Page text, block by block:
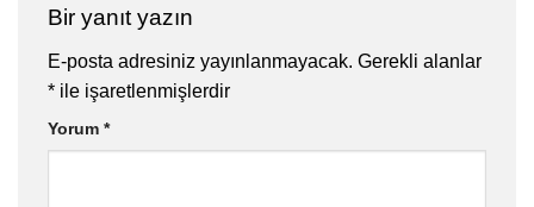
Bir yanıt yazın
E-posta adresiniz yayınlanmayacak. Gerekli alanlar
* ile işaretlenmişlerdir
Yorum *